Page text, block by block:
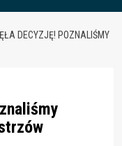
DECYZJĘ! POZNALIŚMY